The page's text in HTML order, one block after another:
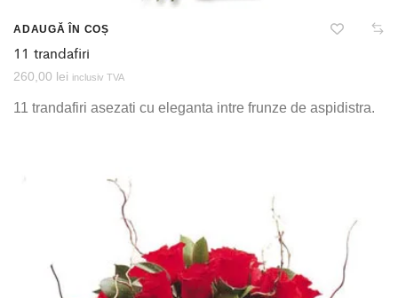
ADAUGĂ ÎN COȘ
11 trandafiri
260,00 lei inclusiv TVA
11 trandafiri asezati cu eleganta intre frunze de aspidistra.